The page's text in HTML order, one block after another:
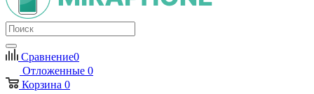
Сравнение0
Отложенные 0
Корзина 0